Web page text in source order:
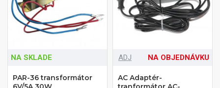
NA SKLADE
PAR-36 transformátor
ADJ NA OBJEDNÁVKU
AC Adaptér-